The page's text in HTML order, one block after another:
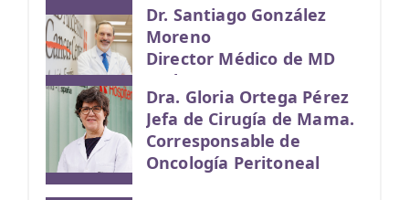
Dr. Santiago González
Moreno
Director Médico de MD
Anderson Cancer Center
Madrid – Hospiten
Dra. Gloria Ortega Pérez
Jefa de Cirugía de Mama.
Corresponsable de
Oncología Peritoneal